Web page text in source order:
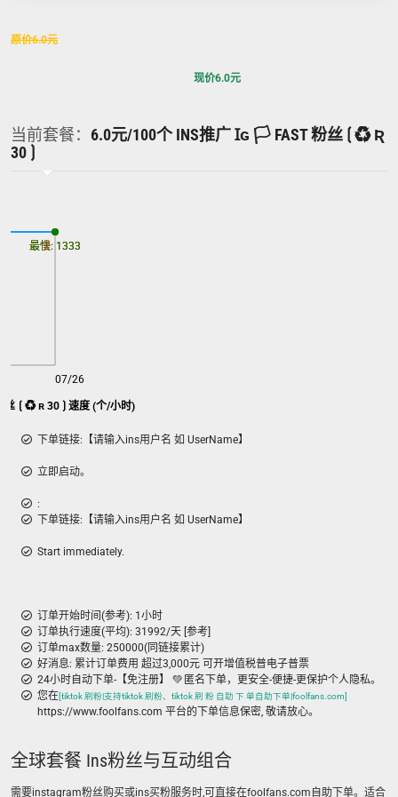
原价6.0元
现价6.0元
当前套餐： 6.0元/100个 INS推广 Ɪɢ 🏳️ FAST 粉丝 ⟮ ♻ Ʀ
30 ⟯
⟮ ♻ ʀ 30 ⟯ 速度 (个/小时)
07/26
最慢: 1333
最快: 1333
下单链接:【请输入ins用户名 如 UserName】
立即启动。
:
下单链接:【请输入ins用户名 如 UserName】
Start immediately.
订单开始时间(参考): 1小时
订单执行速度(平均): 31992/天 [参考]
订单max数量: 250000(同链接累计)
好消息: 累计订单费用 超过3,000元 可开增值税普电子普票
24小时自动下单-【免注册】 💚 匿名下单，更安全-便捷-更保护个人隐私。
您在[tiktok 刷粉|支持tiktok 刷粉、tiktok 刷 粉 自助 下 单自助下单|foolfans.com]
https://www.foolfans.com 平台的下单信息保密, 敬请放心。
全球套餐 Ins粉丝与互动组合
需要instagram粉丝购买或ins买粉服务时,可直接在foolfans.com自助下单。适合